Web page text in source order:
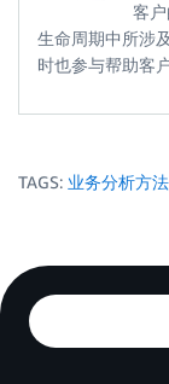
客
生命周期中所涉
时也参与帮助客
TAGS: 业务分析方法